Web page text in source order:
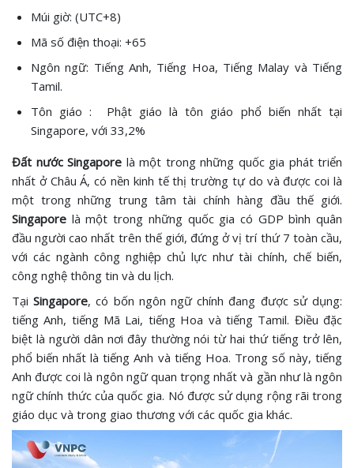
Múi giờ: (UTC+8)
Mã số điện thoại: +65
Ngôn ngữ: Tiếng Anh, Tiếng Hoa, Tiếng Malay và Tiếng
Tamil.
Tôn giáo : Phật giáo là tôn giáo phổ biến nhất tại
Singapore, với 33,2%
Đất nước Singapore là một trong những quốc gia phát triển
nhất ở Châu Á, có nền kinh tế thị trường tự do và được coi là
một trong những trung tâm tài chính hàng đầu thế giới.
Singapore là một trong những quốc gia có GDP bình quân
đầu người cao nhất trên thế giới, đứng ở vị trí thứ 7 toàn cầu,
với các ngành công nghiệp chủ lực như tài chính, chế biến,
công nghệ thông tin và du lịch.
Tại Singapore, có bốn ngôn ngữ chính đang được sử dụng:
tiếng Anh, tiếng Mã Lai, tiếng Hoa và tiếng Tamil. Điều đặc
biệt là người dân nơi đây thường nói từ hai thứ tiếng trở lên,
phổ biến nhất là tiếng Anh và tiếng Hoa. Trong số này, tiếng
Anh được coi là ngôn ngữ quan trọng nhất và gần như là ngôn
ngữ chính thức của quốc gia. Nó được sử dụng rộng rãi trong
giáo dục và trong giao thương với các quốc gia khác.